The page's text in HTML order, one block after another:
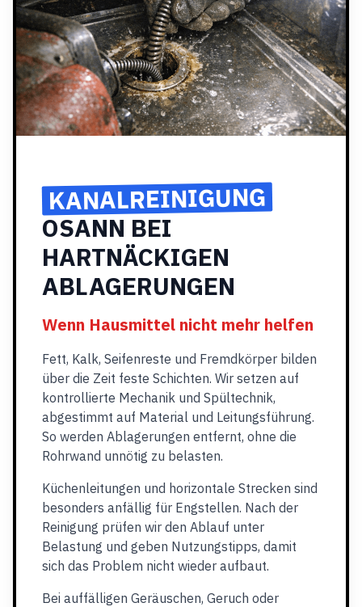
KANALREINIGUNG
OSANN BEI
HARTNÄCKIGEN
ABLAGERUNGEN
Wenn Hausmittel nicht mehr helfen
Fett, Kalk, Seifenreste und Fremdkörper bilden
über die Zeit feste Schichten. Wir setzen auf
kontrollierte Mechanik und Spültechnik,
abgestimmt auf Material und Leitungsführung.
So werden Ablagerungen entfernt, ohne die
Rohrwand unnötig zu belasten.
Küchenleitungen und horizontale Strecken sind
besonders anfällig für Engstellen. Nach der
Reinigung prüfen wir den Ablauf unter
Belastung und geben Nutzungstipps, damit
sich das Problem nicht wieder aufbaut.
Bei auffälligen Geräuschen, Geruch oder